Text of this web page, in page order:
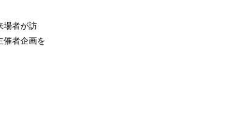
場者が訪
催者企画を